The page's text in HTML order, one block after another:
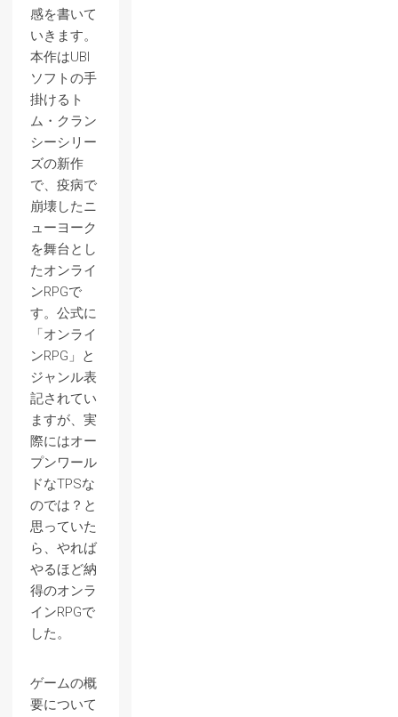
感を書いて
いきます。
本作はUBI
ソフトの手
掛けるト
ム・クラン
シーシリー
ズの新作
で、疫病で
崩壊したニ
ューヨーク
を舞台とし
たオンライ
ンRPGで
す。公式に
「オンライ
ンRPG」と
ジャンル表
記されてい
ますが、実
際にはオー
プンワール
ドなTPSな
のでは？と
思っていた
ら、やれば
やるほど納
得のオンラ
インRPGで
した。
ゲームの概
要について